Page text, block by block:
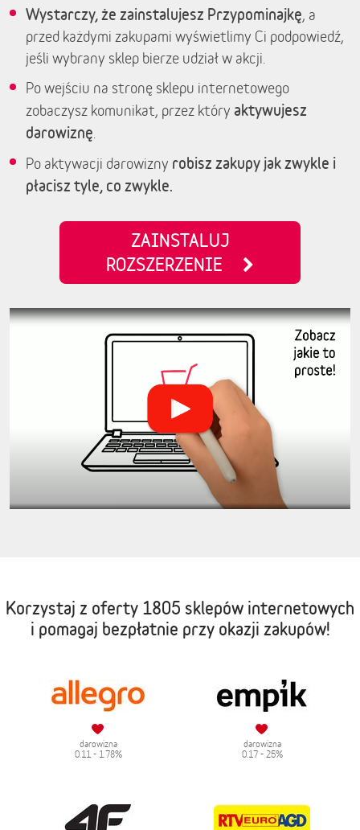
Wystarczy, że zainstalujesz Przypominajkę, a
przed każdymi zakupami wyświetlimy Ci podpowiedź,
jeśli wybrany sklep bierze udział w akcji.
Po wejściu na stronę sklepu internetowego
zobaczysz komunikat, przez który aktywujesz
darowiznę
Po aktywacji darowizny robisz zakupy jak zwykle i
płacisz tyle, co zwykle.
ZAINSTALUJ
ROZSZERZENIE
Korzystaj z oferty 1805 sklepów internetowych
i pomagaj bezpłatnie przy okazji zakupów!
darowizna
0.11 - 1.78%
darowizna
0.17 - 25%